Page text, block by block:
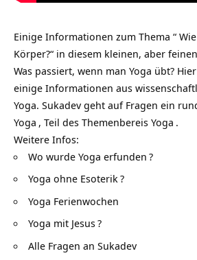
Einige Informationen zum Thema “
Körper?“ in diesem kleinen, aber
Was passiert, wenn man Yoga übt?
einige Informationen aus
Yoga. Sukadev geht auf Fragen ein
Yoga , Teil des Themenbereis Yoga .
Weitere Infos:
Wo wurde Yoga erfunden ?
Yoga ohne Esoterik?
Yoga Ferienwochen
Yoga mit Jesus?
Alle Fragen an Sukadev